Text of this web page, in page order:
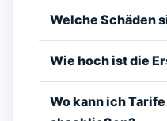
Welche Schäden
Wie hoch ist die
Wo kann ich